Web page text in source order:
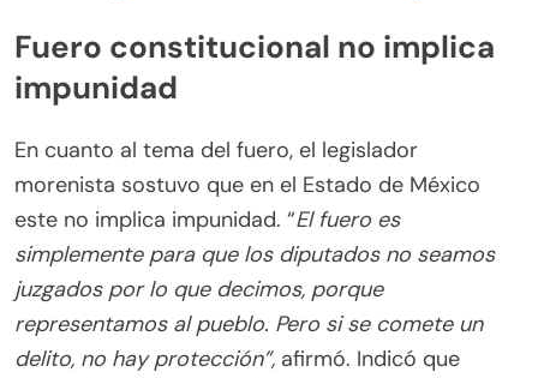
Fuero constitucional no implica
impunidad
En cuanto al tema del fuero, el legislador
morenista sostuvo que en el Estado de México
este no implica impunidad. “El fuero es
simplemente para que los diputados no seamos
juzgados por lo que decimos, porque
representamos al pueblo. Pero si se comete un
delito, no hay protección”, afirmó. Indicó que